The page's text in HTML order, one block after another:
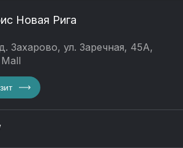
Новая Рига
Захарово, ул. Заречная, 45А,